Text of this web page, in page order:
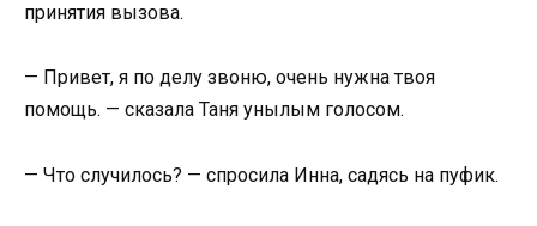
принятия вызова.
— Привет, я по делу звоню, очень нужна твоя
помощь. — сказала Таня унылым голосом.
— Что случилось? — спросила Инна, садясь на пуфик.